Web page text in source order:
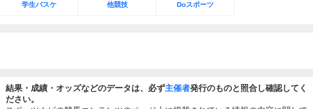
学生バスケ 他競技 Doスポーツ
結果・成績・オッズなどのデータは、必ず主催者発行のものと照合し確認してく
ださい。